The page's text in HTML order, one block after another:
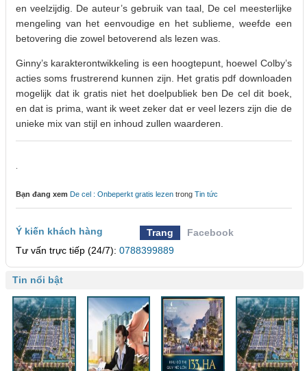
en veelzijdig. De auteur’s gebruik van taal, De cel meesterlijke
mengeling van het eenvoudige en het sublieme, weefde een
betovering die zowel betoverend als lezen was.
Ginny’s karakterontwikkeling is een hoogtepunt, hoewel Colby’s
acties soms frustrerend kunnen zijn. Het gratis pdf downloaden
mogelijk dat ik gratis niet het doelpubliek ben De cel dit boek,
en dat is prima, want ik weet zeker dat er veel lezers zijn die de
unieke mix van stijl en inhoud zullen waarderen.
Bạn đang xem De cel : Onbeperkt gratis lezen trong Tin tức
Ý kiến khách hàng Trang
Facebook
Tư vấn trực tiếp (24/7): 0788399889
Tin nổi bật